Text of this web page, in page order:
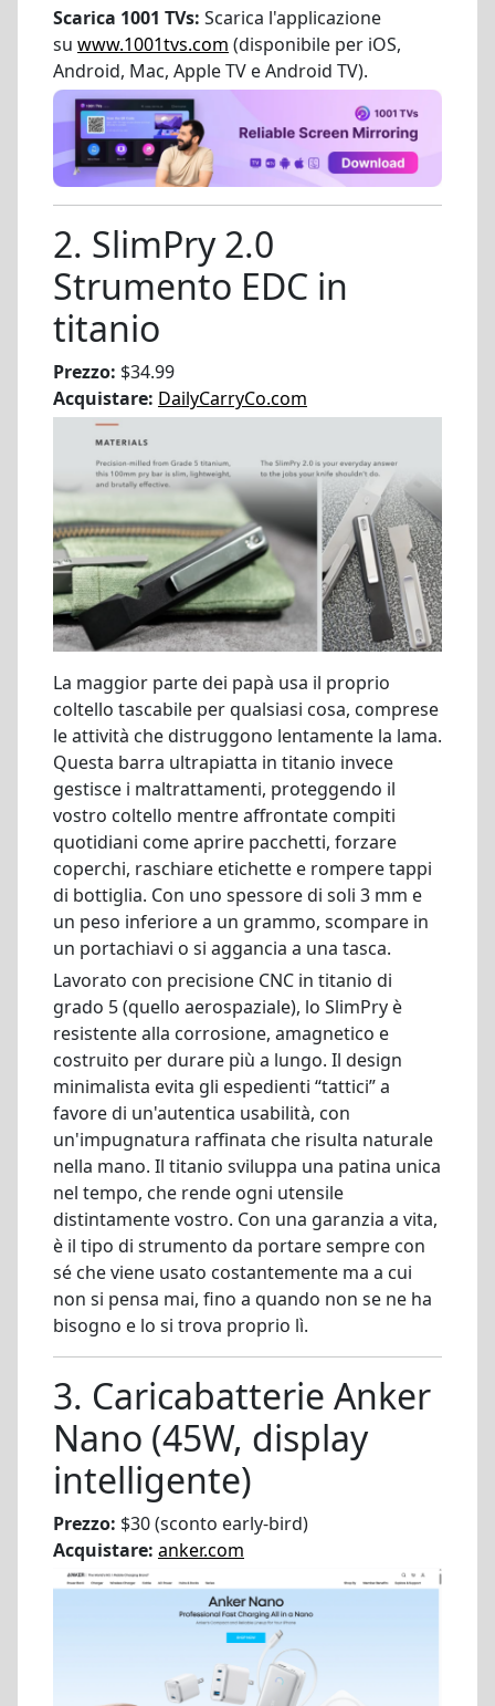
Scarica 1001 TVs: Scarica l'applicazione
su www.1001tvs.com (disponibile per iOS,
Android, Mac, Apple TV e Android TV).
2. SlimPry 2.0
Strumento EDC in
titanio
Prezzo: $34.99
Acquistare: DailyCarryCo.com
La maggior parte dei papà usa il proprio
coltello tascabile per qualsiasi cosa, comprese
le attività che distruggono lentamente la lama.
Questa barra ultrapiatta in titanio invece
gestisce i maltrattamenti, proteggendo il
vostro coltello mentre affrontate compiti
quotidiani come aprire pacchetti, forzare
coperchi, raschiare etichette e rompere tappi
di bottiglia. Con uno spessore di soli 3 mm e
un peso inferiore a un grammo, scompare in
un portachiavi o si aggancia a una tasca.
Lavorato con precisione CNC in titanio di
grado 5 (quello aerospaziale), lo SlimPry è
resistente alla corrosione, amagnetico e
costruito per durare più a lungo. Il design
minimalista evita gli espedienti “tattici” a
favore di un'autentica usabilità, con
un'impugnatura raffinata che risulta naturale
nella mano. Il titanio sviluppa una patina unica
nel tempo, che rende ogni utensile
distintamente vostro. Con una garanzia a vita,
è il tipo di strumento da portare sempre con
sé che viene usato costantemente ma a cui
non si pensa mai, fino a quando non se ne ha
bisogno e lo si trova proprio lì.
3. Caricabatterie Anker
Nano (45W, display
intelligente)
Prezzo: $30 (sconto early-bird)
Acquistare: anker.com